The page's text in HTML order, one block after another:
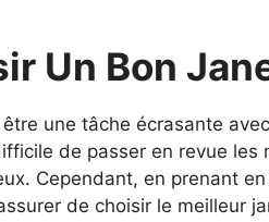
Un Bon
une tâche écrasante
de passer en revue les
Cependant, en prenant
de choisir le meilleur